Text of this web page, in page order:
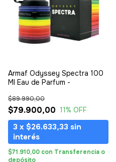
Armaf Odyssey Spectra 100
Ml Eau de Parfum -
$79.900,00
$89.990,00
11% OFF
3 x $26.633,33 sin
interés
$71.910,00 con Transferencia o
depósito